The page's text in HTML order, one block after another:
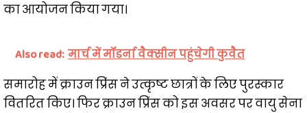
का आयोजन किया गया।
Also read: मार्च में मॉडर्ना वैक्सीन पहुंचेगी कुवैत
समारोह में क्राउन प्रिंस ने उत्कृष्ट छात्रों के लिए पुरस्कार
वितरित किए। फिर क्राउन प्रिंस को इस अवसर पर वायु सेना